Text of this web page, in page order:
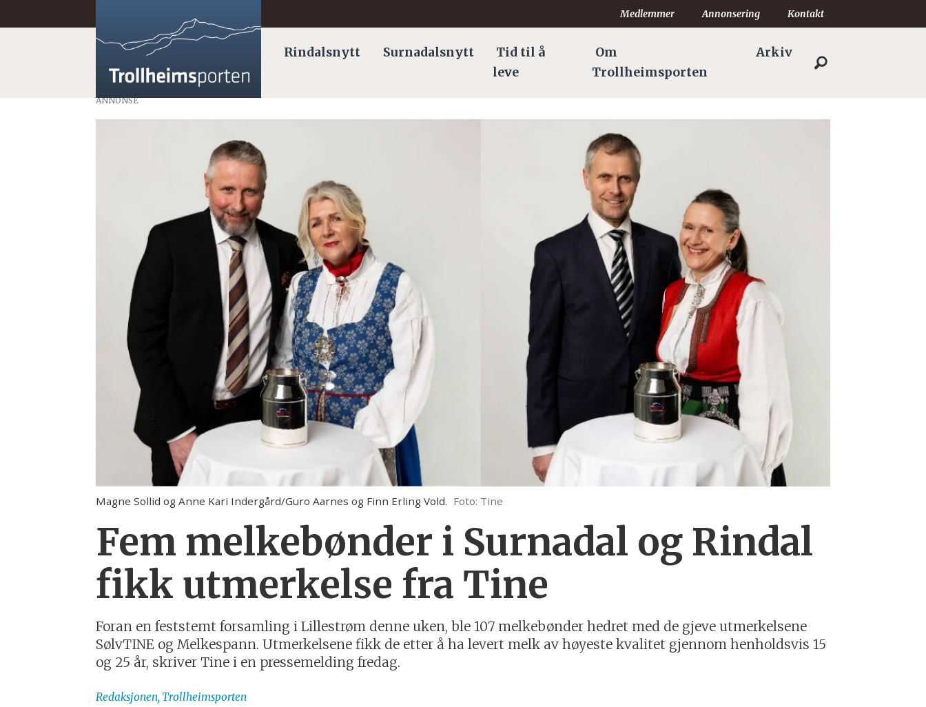
Medlemmer Annonsering Kontakt
Rindalsnytt Surnadalsnytt
Tid til å
leve
Om
Trollheimsporten
Arkiv
ANNONSE
Magne Sollid og Anne Kari Indergård/Guro Aarnes og Finn Erling Vold. Foto: Tine
Fem melkebønder i Surnadal og Rindal
fikk utmerkelse fra Tine
Foran en feststemt forsamling i Lillestrøm denne uken, ble 107 melkebønder hedret med de gjeve utmerkelsene
SølvTINE og Melkespann. Utmerkelsene fikk de etter å ha levert melk av høyeste kvalitet gjennom henholdsvis 15
og 25 år, skriver Tine i en pressemelding fredag.
Redaksjonen, Trollheimsporten